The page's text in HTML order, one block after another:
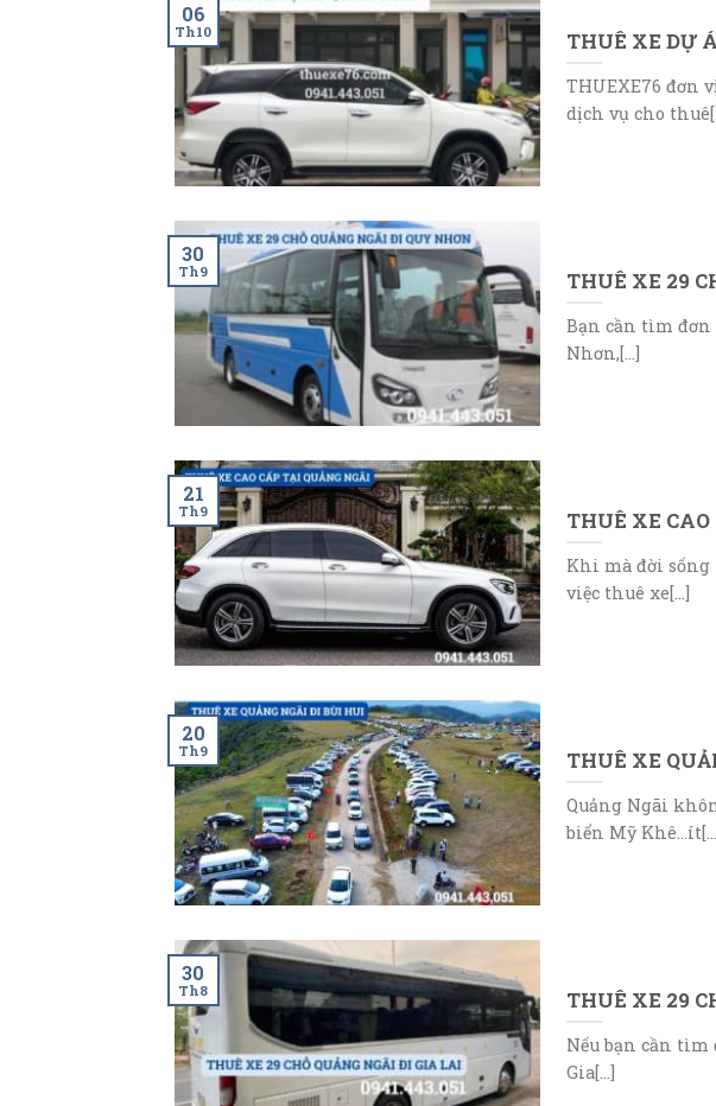
THUÊ XE DỰ
THUEXE76 đơn
dịch vụ cho
06
Th10
THUÊ XE 29
Bạn cần tìm đơn
Nhơn,[...]
30
Th9
THUÊ XE
Khi mà đời
việc thuê xe[...]
21
Th9
THUÊ XE
Quảng Ngãi
biển Mỹ
20
Th9
THUÊ XE 29
Nếu bạn cần tìm
Gia[...]
30
Th8